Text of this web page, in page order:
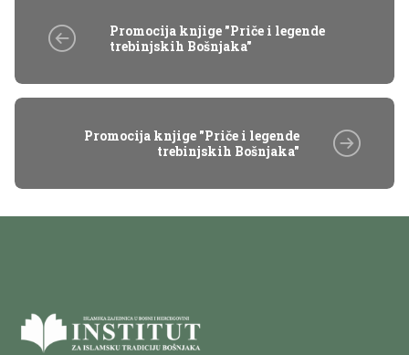
Promocija knjige "Priče i legende
trebinjskih Bošnjaka"
Promocija knjige "Priče i legende
trebinjskih Bošnjaka"